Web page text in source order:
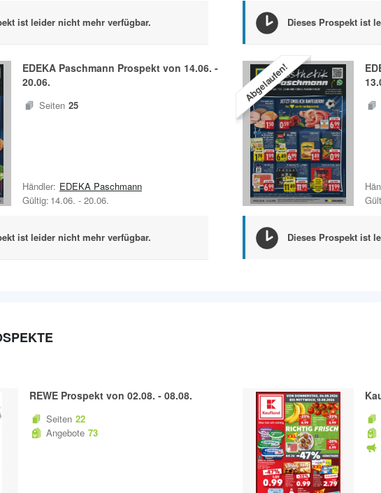
ist leider nicht mehr verfügbar. Dieses Prospekt ist
EDEKA Paschmann Prospekt von 14.06. -
20.06.
Seiten 25
Gültig: 14.06. - 20.06.
Händler: EDEKA Paschmann
ist leider nicht mehr verfügbar.
Abgelaufen!
Dieses Prospekt ist
REWE Prospekt von 02.08. - 08.08.
Seiten 22
Angebote 73